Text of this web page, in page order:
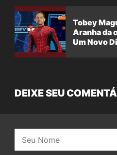
Tobey
Aranha da
Um Novo
DEIXE SEU